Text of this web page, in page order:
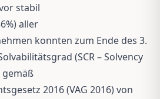
stabil
aller
konnten zum Ende des 3.
(SCR – Solvency
gemäß
2016 (VAG 2016) von